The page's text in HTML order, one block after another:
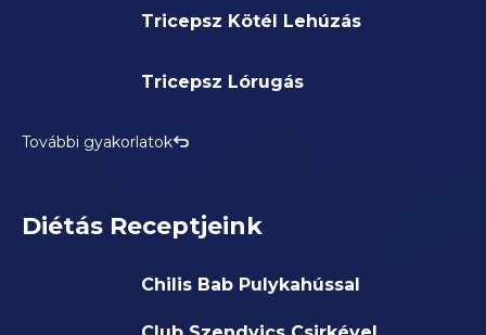
Tricepsz Kötél Lehúzás
Tricepsz Lórugás
További gyakorlatok
Diétás Receptjeink
Chilis Bab Pulykahússal